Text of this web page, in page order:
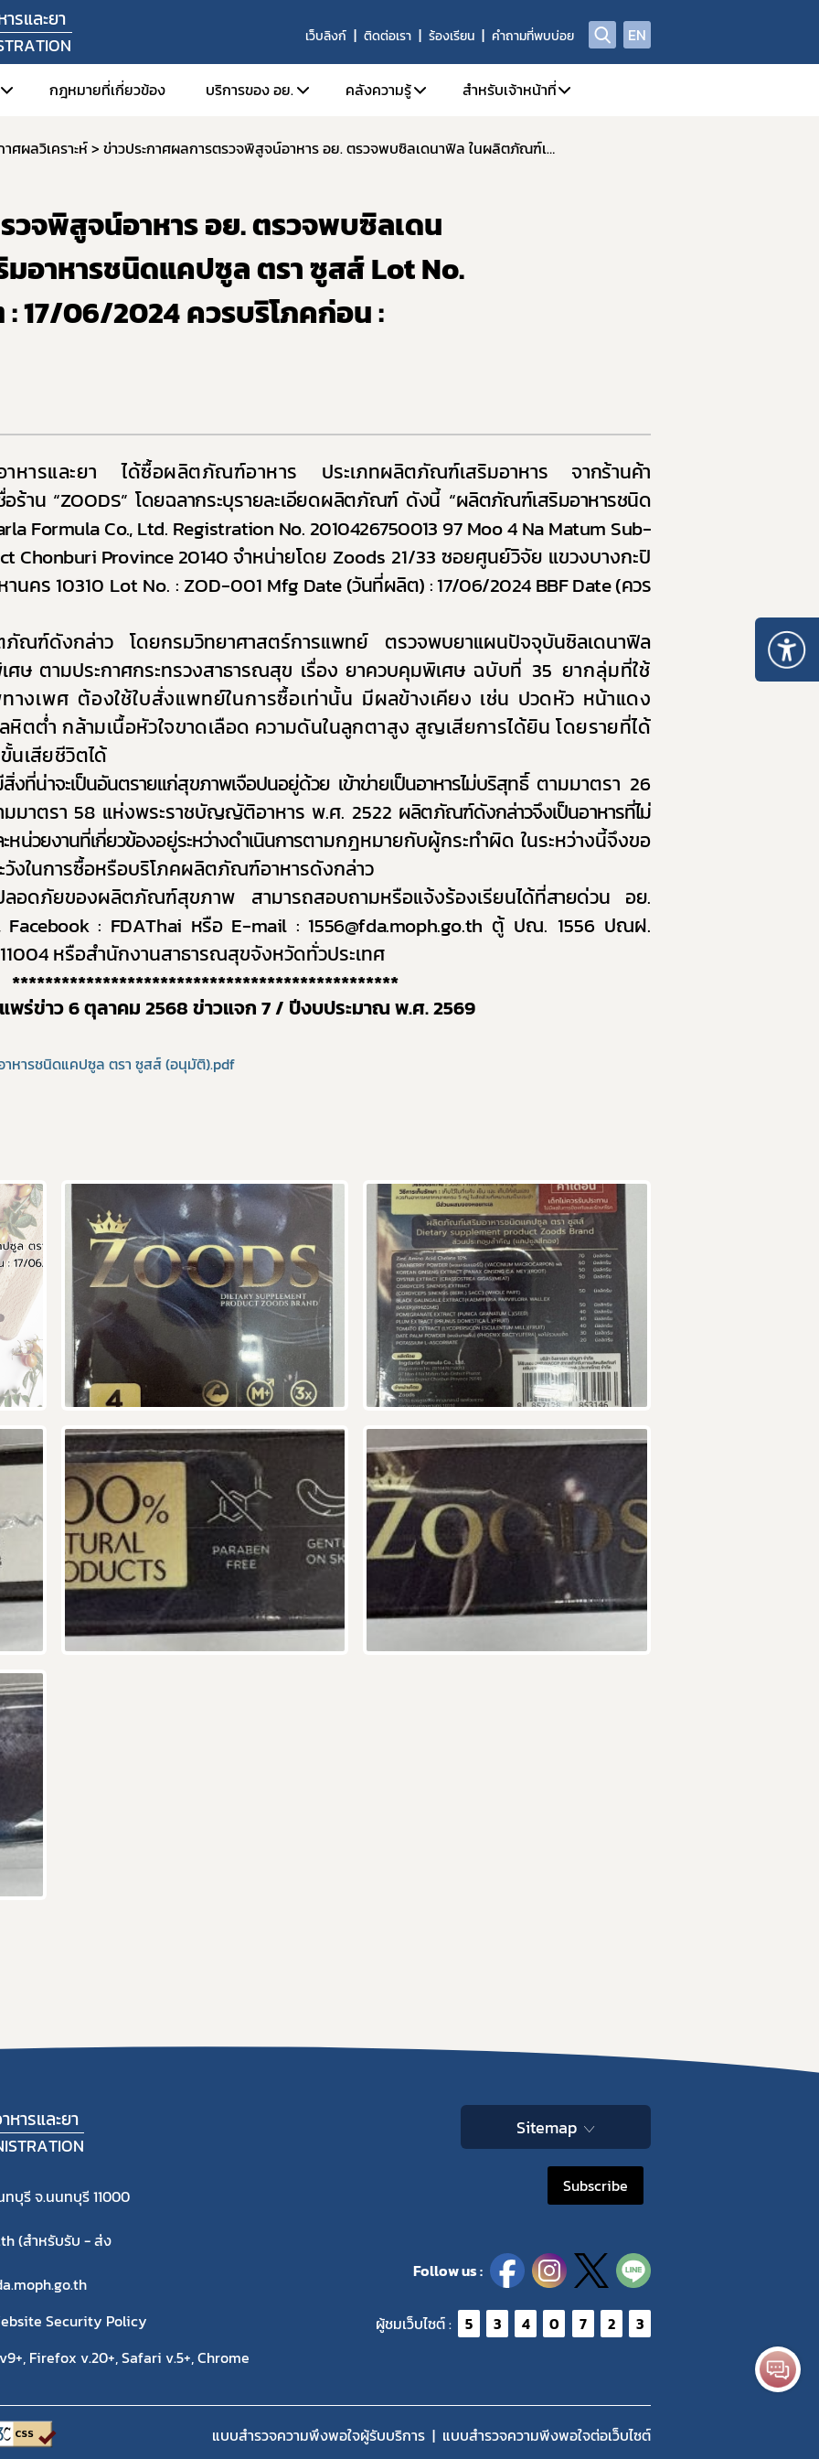
รและยา
เว็บลิงก์ ติดต่อเรา ร้องเรียน คำถามที่พบบ่อย EN
ร้างหน่วยงาน
ริหาร
อบอำนาจรองเลขาธิการคณะกรรมการอาหารและยา
ธศาสตร์และแผนพัฒนาหน่วยงาน
ะความก้าวหน้าในการดำเนินงานและการใช้งบประมาณประจำปี
ายด้านเทคโนโลยีสารสนเทศ
ฏิบัติราชการทางอิเล็กทรอนิกส์
การจัดซื้อจัดจ้าง
ระเมินคุณธรรมและความโปร่งใส (ITA)
มครองข้อมูลส่วนบุคคล
กฎหมายที่เกี่ยวข้อง บริการของ อย.
3. การยื่นคำขอผ่านระบบอิเล็กทรอนิกส์ e-Submission
4. e-Submission (SKYNET)
5. การเปิดใช้งานใบรับรองอิเล็กทรอนิกส์ (e-Certificate)
6. การส่งเสริมการส่งออกผลิตภัณฑ์สุขภาพ
10. ข้อมูลสถิติต่าง ๆ
คลังความรู้
3. ศูนย์วิทยบริการ
สำหรับเจ้าหน้าที่
10. หลักเกณฑ์การบริหารทรัพยากรบุคคล
าศผลวิเคราะห์ ข่าวประกาศผลการตรวจพิสูจน์อาหาร อย. ตรวจพบซิลเดนาฟิล ในผลิตภัณฑ์เสริมอาหารชนิดแคปซูล ตรา ซูสส์ Lot No. : ZOD-001 วันที่ผลิต : 17/06/2024 ควรบริโภคก่อน : 17/06/2026
วจพิสูจน์อาหาร อย. ตรวจพบซิลเดน
อาหารชนิดแคปซูล ตรา ซูสส์ Lot No.
17/06/2024 ควรบริโภคก่อน :
าหารและยา ได้ซื้อผลิตภัณฑ์อาหาร ประเภทผลิตภัณฑ์เสริมอาหาร จากร้านค้า
อร้าน “ZOODS” โดยฉลากระบุรายละเอียดผลิตภัณฑ์ ดังนี้ “ผลิตภัณฑ์เสริมอาหารชนิด
Formula Co., Ltd. Registration No. 2010426750013 97 Moo 4 Na Matum Sub-
Chonburi Province 20140 จำหน่ายโดย Zoods 21/33 ซอยศูนย์วิจัย แขวงบางกะปิ
นคร 10310 Lot No. : ZOD-001 Mfg Date(วันที่ผลิต) : 17/06/2024 BBF Date(ควร
ตภัณฑ์ดังกล่าว โดยกรมวิทยาศาสตร์การแพทย์ ตรวจพบยาแผนปัจจุบันซิลเดนาฟิล
ศษ ตามประกาศกระทรวงสาธารณสุข เรื่อง ยาควบคุมพิเศษ ฉบับที่ 35 ยากลุ่มที่ใช้
งเพศ ต้องใช้ใบสั่งแพทย์ในการซื้อเท่านั้น มีผลข้างเคียง เช่น ปวดหัว หน้าแดง
ตต่ำ กล้ามเนื้อหัวใจขาดเลือด ความดันในลูกตาสูง สูญเสียการได้ยิน โดยรายที่ได้
นเสียชีวิตได้
น่าจะเป็นอันตรายแก่สุขภาพเจือปนอยู่ด้วย เข้าข่ายเป็นอาหารไม่บริสุทธิ์ตามมาตรา 26
มมาตรา 58 แห่งพระราชบัญญัติอาหาร พ.ศ. 2522 ผลิตภัณฑ์ดังกล่าวจึงเป็นอาหารที่ไม่
น่วยงานที่เกี่ยวข้องอยู่ระหว่างดำเนินการตามกฎหมายกับผู้กระทำผิด ในระหว่างนี้จึงขอ
วังในการซื้อหรือบริโภคผลิตภัณฑ์อาหารดังกล่าว
ลอดภัยของผลิตภัณฑ์สุขภาพ สามารถสอบถามหรือแจ้งร้องเรียนได้ที่สายด่วน อย.
Facebook : FDAThai หรือ E-mail : 1556@fda.moph.go.th ตู้ ปณ. 1556 ปณฝ.
หรือสำนักงานสาธารณสุขจังหวัดทั่วประเทศ
***********************************************
พร่ข่าว 6 ตุลาคม 2568 ข่าวแจก 7 / ปีงบประมาณ พ.ศ. 2569
หารชนิดแคปซูล ตรา ซูสส์ (อนุมัติ).pdf
ารและยา
บุรี จ.นนทบุรี 11000
(สำหรับรับ - ส่ง
Security Policy
Firefox v.20+, Safari v.5+, Chrome
Sitemap
Subscribe
Follow us :
ผู้ชมเว็บไซต์ : 5 3 4 0 7 2 3
แบบสำรวจความพึงพอใจผู้รับบริการ แบบสำรวจความพีงพอใจต่อเว็บไซต์
ผู้ประกอบการาย
อาหาร โควิด